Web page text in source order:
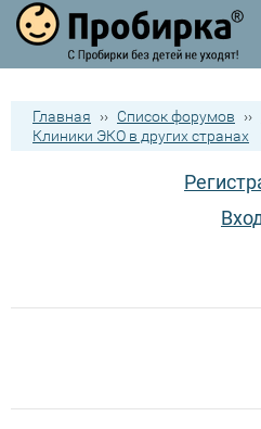
Главная ›› Список форумов ››
Клиники ЭКО в других странах